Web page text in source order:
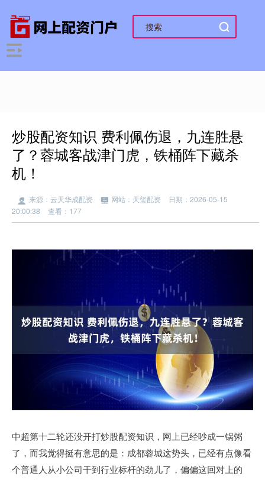
炒股配资知识 费利佩伤退，九连胜悬
了？蓉城客战津门虎，铁桶阵下藏杀
机！
来源：云天华成配资 网站：天玺配资
日期：2026-05-15
20:00:38
查看：177
中超第十二轮还没开打炒股配资知识，网上已经吵成一锅粥
了，而我觉得挺有意思的是：成都蓉城这势头，已经有点像看
个普通人从小公司干到行业标杆的劲儿了，偏偏这回对上的